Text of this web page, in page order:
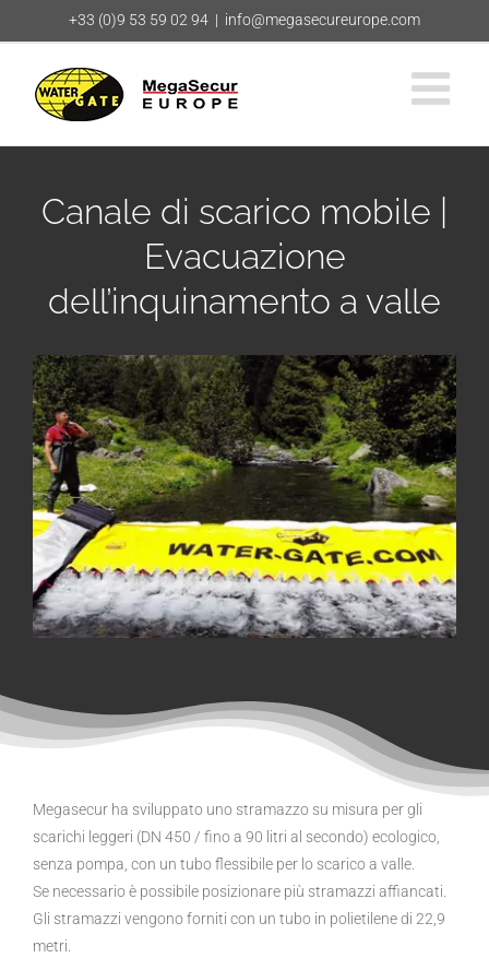
al
contenuto
+33 (0)9 53 59 02 94 | info@megasecureurope.com
Canale di scarico mobile |
Evacuazione
dell’inquinamento a valle
Megasecur ha sviluppato uno stramazzo su misura per gli
scarichi leggeri (DN 450 / fino a 90 litri al secondo) ecologico,
senza pompa, con un tubo flessibile per lo scarico a valle.
Se necessario è possibile posizionare più stramazzi affiancati.
Gli stramazzi vengono forniti con un tubo in polietilene di 22,9
metri.